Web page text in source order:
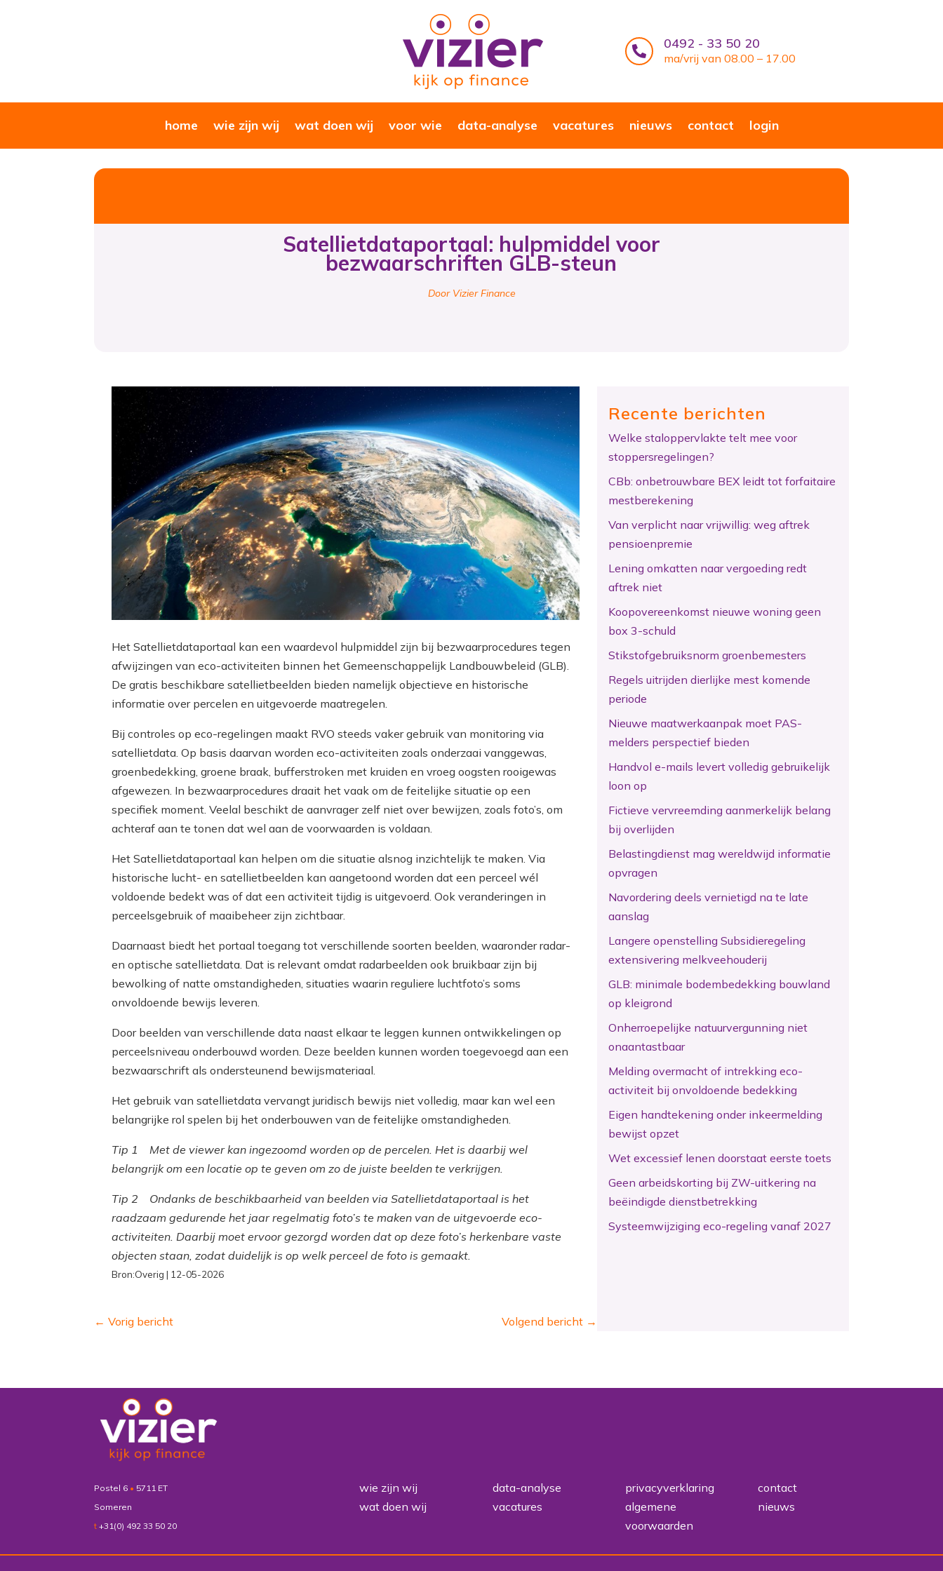
 0492 - 33 50 20
ma/vrij van 08.00 – 17.00
home wie zijn wij wat doen wij voor wie data-analyse vacatures nieuws contact login
Satellietdataportaal: hulpmiddel voor
bezwaarschriften GLB-steun
Door Vizier Finance
Het Satellietdataportaal kan een waardevol hulpmiddel zijn bij bezwaarprocedures tegen
afwijzingen van eco-activiteiten binnen het Gemeenschappelijk Landbouwbeleid (GLB).
De gratis beschikbare satellietbeelden bieden namelijk objectieve en historische
informatie over percelen en uitgevoerde maatregelen.
Bij controles op eco-regelingen maakt RVO steeds vaker gebruik van monitoring via
satellietdata. Op basis daarvan worden eco-activiteiten zoals onderzaai vanggewas,
groenbedekking, groene braak, bufferstroken met kruiden en vroeg oogsten rooigewas
afgewezen. In bezwaarprocedures draait het vaak om de feitelijke situatie op een
specifiek moment. Veelal beschikt de aanvrager zelf niet over bewijzen, zoals foto’s, om
achteraf aan te tonen dat wel aan de voorwaarden is voldaan.
Het Satellietdataportaal kan helpen om die situatie alsnog inzichtelijk te maken. Via
historische lucht- en satellietbeelden kan aangetoond worden dat een perceel wél
voldoende bedekt was of dat een activiteit tijdig is uitgevoerd. Ook veranderingen in
perceelsgebruik of maaibeheer zijn zichtbaar.
Daarnaast biedt het portaal toegang tot verschillende soorten beelden, waaronder radar-
en optische satellietdata. Dat is relevant omdat radarbeelden ook bruikbaar zijn bij
bewolking of natte omstandigheden, situaties waarin reguliere luchtfoto’s soms
onvoldoende bewijs leveren.
Door beelden van verschillende data naast elkaar te leggen kunnen ontwikkelingen op
perceelsniveau onderbouwd worden. Deze beelden kunnen worden toegevoegd aan een
bezwaarschrift als ondersteunend bewijsmateriaal.
Het gebruik van satellietdata vervangt juridisch bewijs niet volledig, maar kan wel een
belangrijke rol spelen bij het onderbouwen van de feitelijke omstandigheden.
Tip 1 Met de viewer kan ingezoomd worden op de percelen. Het is daarbij wel
belangrijk om een locatie op te geven om zo de juiste beelden te verkrijgen.
Tip 2 Ondanks de beschikbaarheid van beelden via Satellietdataportaal is het
raadzaam gedurende het jaar regelmatig foto’s te maken van de uitgevoerde eco-
activiteiten. Daarbij moet ervoor gezorgd worden dat op deze foto’s herkenbare vaste
objecten staan, zodat duidelijk is op welk perceel de foto is gemaakt.
Bron:Overig | 12-05-2026
←Vorig bericht Volgend bericht →
Recente berichten
Welke staloppervlakte telt mee voor
stoppersregelingen?
CBb: onbetrouwbare BEX leidt tot forfaitaire
mestberekening
Van verplicht naar vrijwillig: weg aftrek
pensioenpremie
Lening omkatten naar vergoeding redt
aftrek niet
Koopovereenkomst nieuwe woning geen
box 3-schuld
Stikstofgebruiksnorm groenbemesters
Regels uitrijden dierlijke mest komende
periode
Nieuwe maatwerkaanpak moet PAS-
melders perspectief bieden
Handvol e-mails levert volledig gebruikelijk
loon op
Fictieve vervreemding aanmerkelijk belang
bij overlijden
Belastingdienst mag wereldwijd informatie
opvragen
Navordering deels vernietigd na te late
aanslag
Langere openstelling Subsidieregeling
extensivering melkveehouderij
GLB: minimale bodembedekking bouwland
op kleigrond
Onherroepelijke natuurvergunning niet
onaantastbaar
Melding overmacht of intrekking eco-
activiteit bij onvoldoende bedekking
Eigen handtekening onder inkeermelding
bewijst opzet
Wet excessief lenen doorstaat eerste toets
Geen arbeidskorting bij ZW-uitkering na
beëindigde dienstbetrekking
Systeemwijziging eco-regeling vanaf 2027
Postel 6 • 5711 ET
Someren
t+31(0) 492 33 50 20
wie zijn wij
wat doen wij
data-analyse
vacatures
privacyverklaring
algemene
voorwaarden
contact
nieuws